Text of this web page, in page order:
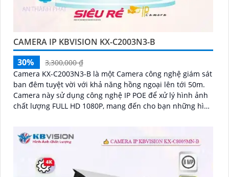
CAMERA IP KBVISION KX-C2003N3-B
30%
3,300,000 ₫
Camera KX-C2003N3-B là một Camera công nghệ giám sát
ban đêm tuyệt vời với khả năng hồng ngoại lên tới 50m.
Camera này sử dụng công nghệ IP POE để xử lý hình ảnh
chất lượng FULL HD 1080P, mang đến cho bạn những hình